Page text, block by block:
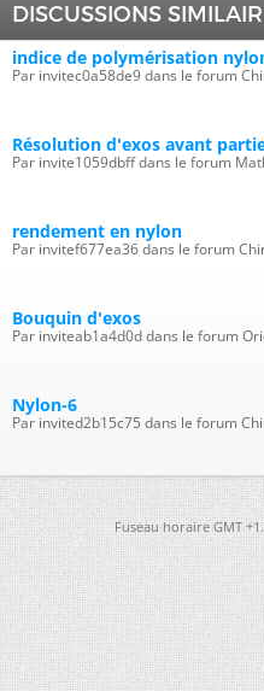
DISCUSSIONS
indice de polymérisation
Par invitec0a58de9 dans le forum
Résolution d'exos avant
Par invite1059dbff dans le forum
rendement en nylon
Par invitef677ea36 dans le forum
Bouquin d'exos
Par inviteab1a4d0d dans le forum
Nylon-6
Par invited2b15c75 dans le forum
Fuseau horaire GMT